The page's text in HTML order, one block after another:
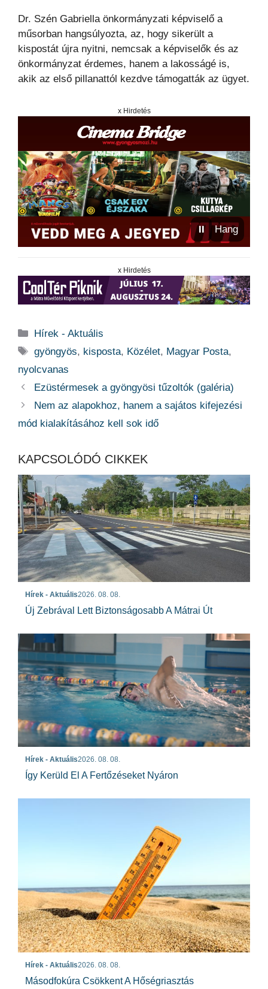
Dr. Szén Gabriella önkormányzati képviselő a
műsorban hangsúlyozta, az, hogy sikerült a
kispostát újra nyitni, nemcsak a képviselők és az
önkormányzat érdemes, hanem a lakosságé is,
akik az első pillanattól kezdve támogatták az ügyet.
x Hirdetés
⏸ Hang
x Hirdetés
Kategória
Hírek - Aktuális
Címkék
gyöngyös, kisposta, Közélet, Magyar Posta,
nyolcvanas
Ezüstérmesek a gyöngyösi tűzoltók (galéria)
Nem az alapokhoz, hanem a sajátos kifejezési
mód kialakításához kell sok idő
KAPCSOLÓDÓ CIKKEK
Hírek - Aktuális2026. 08. 08.
Új Zebrával Lett Biztonságosabb A Mátrai Út
Hírek - Aktuális2026. 08. 08.
Így Kerüld El A Fertőzéseket Nyáron
Hírek - Aktuális2026. 08. 08.
Másodfokúra Csökkent A Hőségriasztás